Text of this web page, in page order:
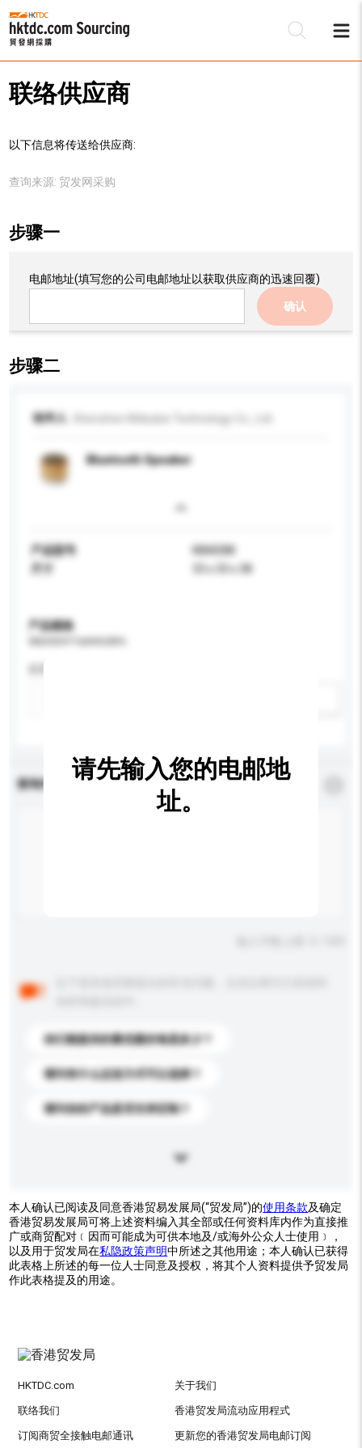
联络供应商
以下信息将传送给供应商:
查询来源: 贸发网采购
步骤一
电邮地址(填写您的公司电邮地址以获取供应商的迅速回覆)
确认
步骤二
收件人
Bluetooth Speaker
产品型号
KBM288
33 x 33 x 38
产品规格
查询内容 * 必须填写
你们能提供的最优惠价格是多少？
请问有什么运送方式可以选择？
请问你的产品是否支持定制？
请先输入您的电邮地
址。
本人确认已阅读及同意香港贸易发展局(“贸发局”)的使用条款及确定
香港贸易发展局可将上述资料编入其全部或任何资料库内作为直接推
广或商贸配对﹝因而可能成为可供本地及/或海外公众人士使用﹞，
以及用于贸发局在私隐政策声明中所述之其他用途；本人确认已获得
此表格上所述的每一位人士同意及授权，将其个人资料提供予贸发局
作此表格提及的用途。
HKTDC.com 关于我们
联络我们 香港贸发局流动应用程式
订阅商贸全接触电邮通讯 更新您的香港贸发局电邮订阅